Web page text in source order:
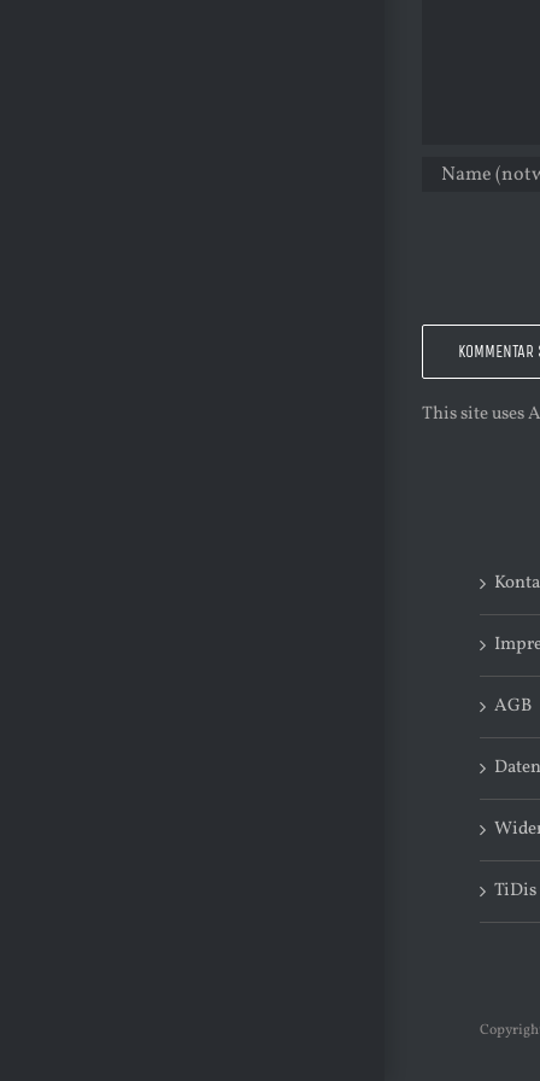
This site uses
AGB